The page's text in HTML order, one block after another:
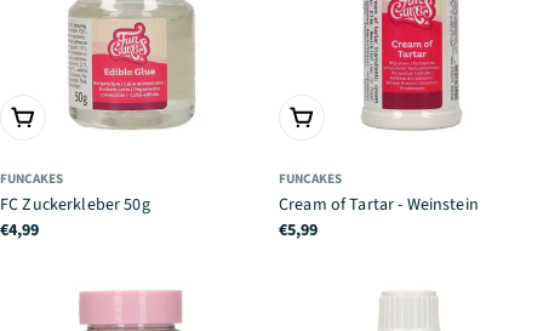
IN DEN WARENKORB
FUNCAKES
FC Zuckerkleber 50g
Regulärer
€4,99
IN DEN WARENKORB
FUNCAKES
Cream of Tartar - Weinstein
Regulärer
€5,99